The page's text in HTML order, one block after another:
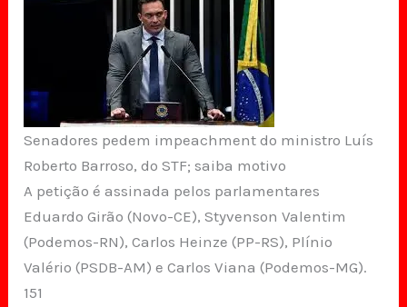
Senadores pedem impeachment do ministro Luís
Roberto Barroso, do STF; saiba motivo
A petição é assinada pelos parlamentares
Eduardo Girão (Novo-CE), Styvenson Valentim
(Podemos-RN), Carlos Heinze (PP-RS), Plínio
Valério (PSDB-AM) e Carlos Viana (Podemos-MG).
151